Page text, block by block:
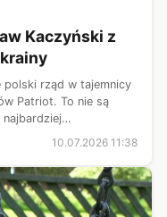
Kaczyński z
rząd w tajemnicy
Patriot. To nie są
Piłsudskiego w
10.07.2026 11:38